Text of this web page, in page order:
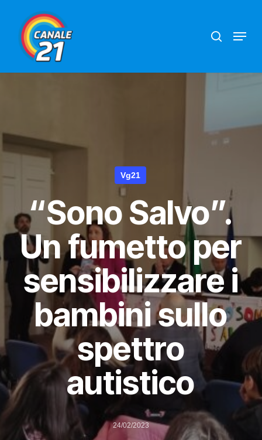
main
content
Menu
Vg21
“Sono Salvo”.
Un fumetto per
sensibilizzare i
bambini sullo
spettro
autistico
24/02/2023